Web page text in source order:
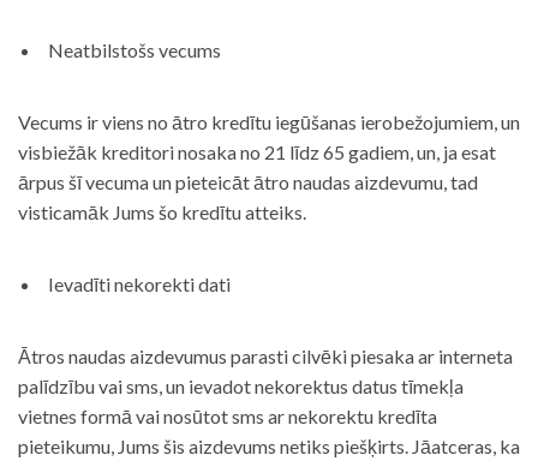
Neatbilstošs vecums
Vecums ir viens no ātro kredītu iegūšanas ierobežojumiem, un
visbiežāk kreditori nosaka no 21 līdz 65 gadiem, un, ja esat
ārpus šī vecuma un pieteicāt ātro naudas aizdevumu, tad
visticamāk Jums šo kredītu atteiks.
Ievadīti nekorekti dati
Ātros naudas aizdevumus parasti cilvēki piesaka ar interneta
palīdzību vai sms, un ievadot nekorektus datus tīmekļa
vietnes formā vai nosūtot sms ar nekorektu kredīta
pieteikumu, Jums šis aizdevums netiks piešķirts. Jāatceras, ka